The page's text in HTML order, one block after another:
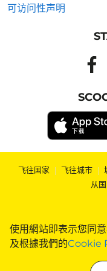
使用網站即表示您同
及根據我們的Cookie
可访问性声明
飞往国家 | 飞往城市 |
从